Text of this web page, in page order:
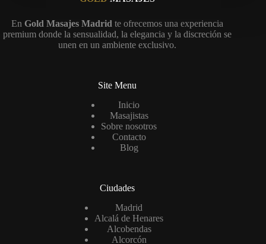
En Gold Masajes Madrid te ofrecemos una experiencia
premium donde la sensualidad, la elegancia y la discreción se
unen en un ambiente exclusivo.
Site Menu
Inicio
Masajistas
Sobre nosotros
Contacto
Blog
Ciudades
Madrid
Alcalá de Henares
Alcobendas
Alcorcón